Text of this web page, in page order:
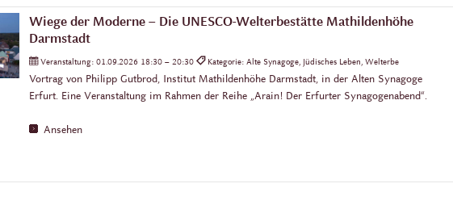
Wiege der Moderne – Die UNESCO-Welterbestätte Mathildenhöhe
Darmstadt
Veranstaltung:01.09.2026 18:30 – 20:30 Kategorie: Alte Synagoge, Jüdisches Leben, Welterbe
Vortrag von Philipp Gutbrod, Institut Mathildenhöhe Darmstadt, in der Alten Synagoge
Erfurt. Eine Veranstaltung im Rahmen der Reihe „Arain! Der Erfurter Synagogenabend“.
Ansehen